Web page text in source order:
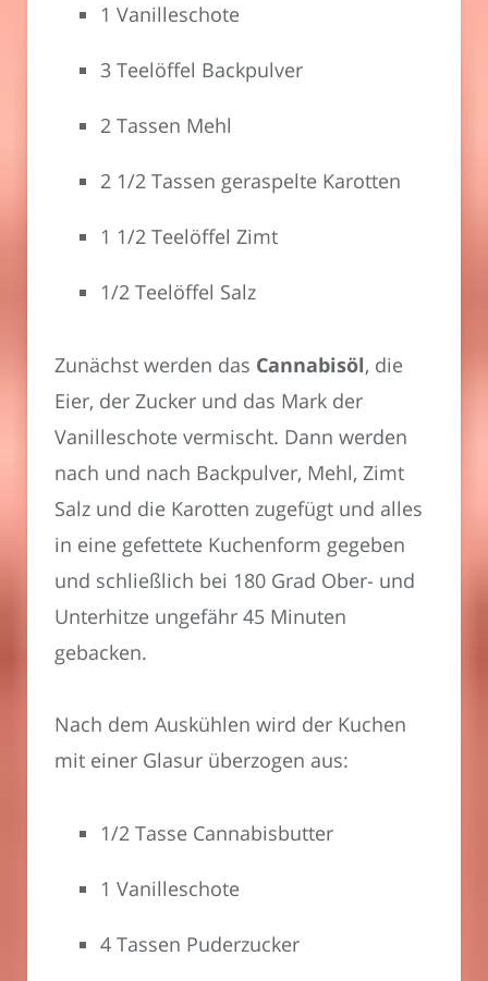
1 Vanilleschote
3 Teelöffel Backpulver
2 Tassen Mehl
2 1/2 Tassen geraspelte Karotten
1 1/2 Teelöffel Zimt
1/2 Teelöffel Salz
Zunächst werden das Cannabisöl, die
Eier, der Zucker und das Mark der
Vanilleschote vermischt. Dann werden
nach und nach Backpulver, Mehl, Zimt
Salz und die Karotten zugefügt und alles
in eine gefettete Kuchenform gegeben
und schließlich bei 180 Grad Ober- und
Unterhitze ungefähr 45 Minuten
gebacken.
Nach dem Auskühlen wird der Kuchen
mit einer Glasur überzogen aus:
1/2 Tasse Cannabisbutter
1 Vanilleschote
4 Tassen Puderzucker